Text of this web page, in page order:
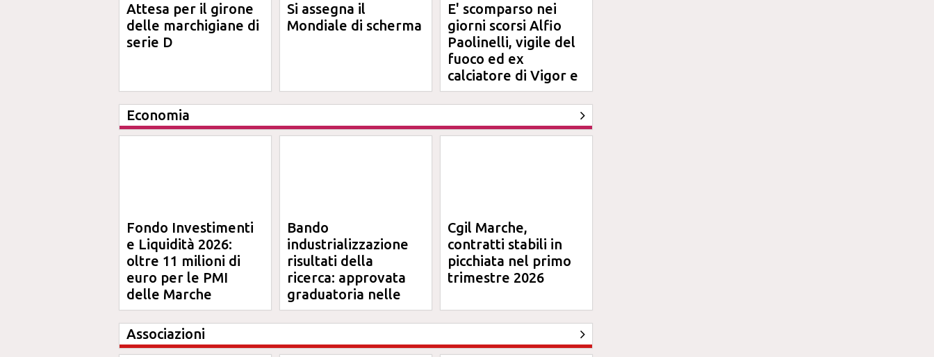
Attesa per il girone
delle marchigiane di
serie D
Si assegna il
Mondiale di scherma
E' scomparso nei
giorni scorsi Alfio
Paolinelli, vigile del
fuoco ed ex
calciatore di Vigor e
Jesina
Economia
Fondo Investimenti
e Liquidità 2026:
oltre 11 milioni di
euro per le PMI
delle Marche
Bando
industrializzazione
risultati della
ricerca: approvata
graduatoria nelle
Marche
Cgil Marche,
contratti stabili in
picchiata nel primo
trimestre 2026
Associazioni